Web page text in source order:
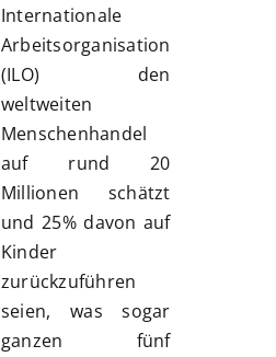
Internationale
Arbeitsorganisation
(ILO) den
weltweiten
Menschenhandel
auf rund 20
Millionen schätzt
und 25% davon auf
Kinder
zurückzuführen
seien, was sogar
ganzen fünf